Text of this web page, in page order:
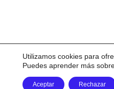
Utilizamos cookies para
Puedes aprender más
Aceptar Rechazar